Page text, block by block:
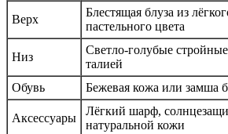
Верх
Блестящая блуза из
пастельного цвета
Низ
Светло-голубые
талией
Обувь
Бежевая кожа или замша
Аксессуары
Лёгкий шарф,
натуральной кожи